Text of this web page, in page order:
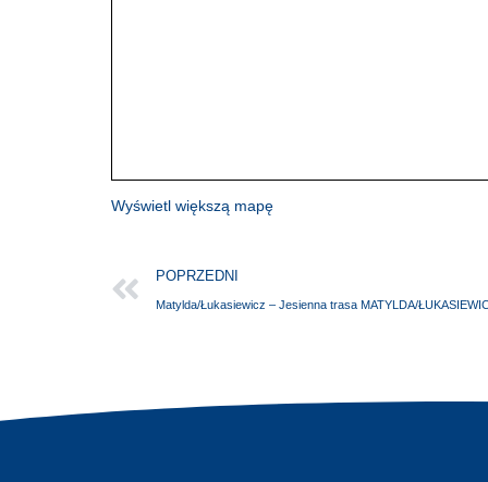
Wyświetl większą mapę
POPRZEDNI
Matylda/Łukasiewicz – Jesienna trasa MATYLDA/